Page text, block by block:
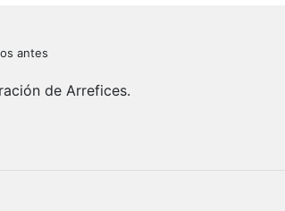
antes
de Arrefices.